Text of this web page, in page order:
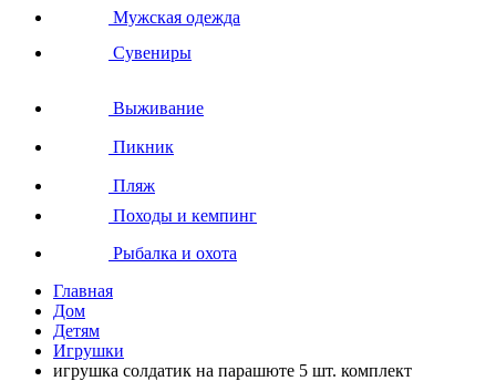
Мужская одежда
Сувениры
Выживание
Пикник
Пляж
Походы и кемпинг
Рыбалка и охота
Главная
Дом
Детям
Игрушки
игрушка солдатик на парашюте 5 шт. комплект